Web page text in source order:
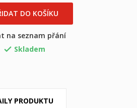
DO KOŠÍKU
na seznam přání
 Skladem
PRODUKTU
přánísi mohli výrobky uložit do